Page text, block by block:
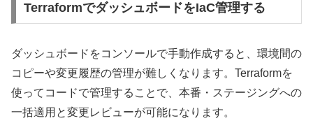
TerraformでダッシュボードをIaC管理する
ダッシュボードをコンソールで手動作成すると、環境間の
コピーや変更履歴の管理が難しくなります。Terraformを
使ってコードで管理することで、本番・ステージングへの
一括適用と変更レビューが可能になります。